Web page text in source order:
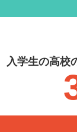
入学生の高校